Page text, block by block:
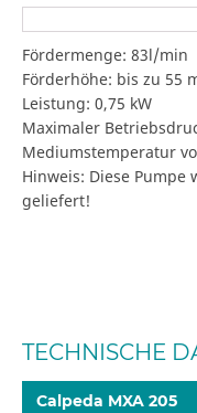
Fördermenge: 83l/min
Förderhöhe: bis zu 55
Leistung: 0,75 kW
Maximaler
Mediumstemperatur
Hinweis: Diese Pumpe
geliefert!
TECHNISCHE
Calpeda MXA 205